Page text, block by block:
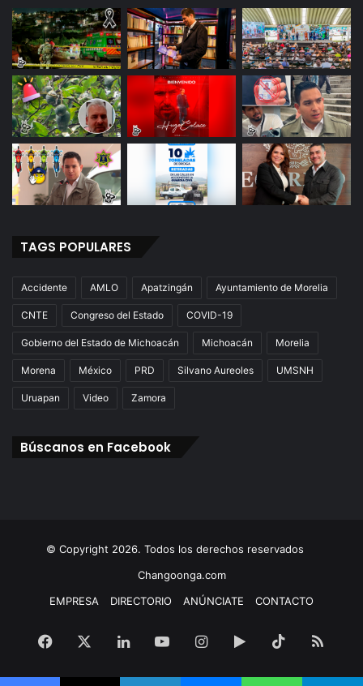
TAGS POPULARES
Accidente AMLO Apatzingán Ayuntamiento de Morelia
CNTE Congreso del Estado COVID-19
Gobierno del Estado de Michoacán Michoacán Morelia
Morena México PRD Silvano Aureoles UMSNH
Uruapan Video Zamora
Búscanos en Facebook
© Copyright 2026. Todos los derechos reservados
Changoonga.com
EMPRESA
DIRECTORIO ANÚNCIATE CONTACTO
Facebook LinkedInYouTubeInstagram
Google
Play
TikTokRSS